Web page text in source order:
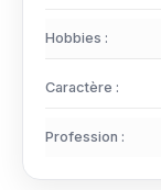
Hobbies :
Caractère :
Profession :